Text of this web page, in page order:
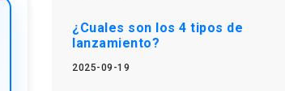
¿Cuales son los 4 tipos de
lanzamiento?
2025-09-19